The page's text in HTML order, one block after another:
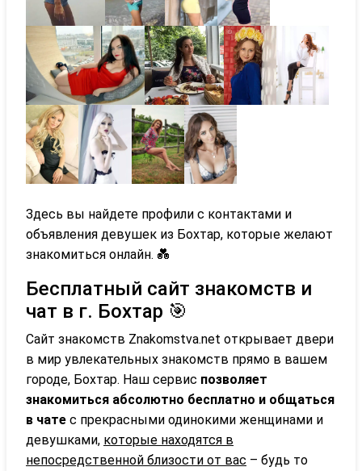
Здесь вы найдете профили с контактами и
объявления девушек из Бохтар, которые желают
знакомиться онлайн. 💑
Бесплатный сайт знакомств и
чат в г. Бохтар 🎯
Сайт знакомств Znakomstva.net открывает двери
в мир увлекательных знакомств прямо в вашем
городе, Бохтар. Наш сервис позволяет
знакомиться абсолютно бесплатно и общаться
в чате с прекрасными одинокими женщинами и
девушками, которые находятся в
непосредственной близости от вас – будь то